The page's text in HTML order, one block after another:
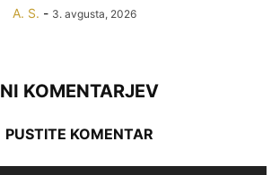
A. S. - 3. avgusta, 2026
NI KOMENTARJEV
PUSTITE KOMENTAR